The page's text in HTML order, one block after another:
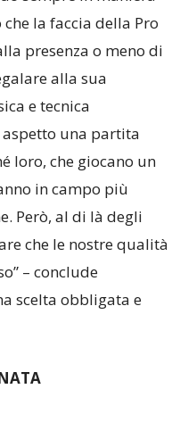
sempre in maniera
la faccia della Pro
presenza o meno di
alla sua
e tecnica
una partita
loro, che giocano un
in campo più
Però, al di là degli
che le nostre qualità
– conclude
scelta obbligata e